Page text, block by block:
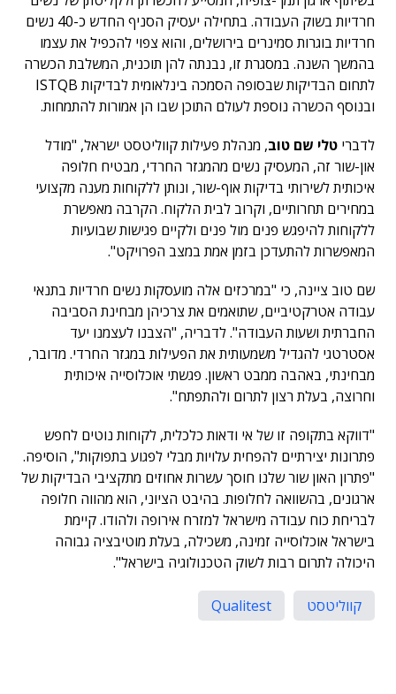
חרדיות בשוק העבודה. בתחילה יעסיק הסניף החדש כ-40 נשים
חרדיות בוגרות סמינרים בירושלים, והוא צפוי להכפיל את עצמו
בהמשך השנה. במסגרת זו, נבנתה להן תוכנית, המשלבת הכשרה
לתחום הבדיקות שבסופה הסמכה בינלאומית לבדיקות ISTQB
ובנוסף הכשרה נוספת לעולם התוכן שבו הן אמורות להתמחות.
לדברי טלי שם טוב, מנהלת פעילות קווליטסט ישראל, "מודל
און-שור זה, המעסיק נשים מהמגזר החרדי, מבטיח חלופה
איכותית לשירותי בדיקות אוף-שור, ונותן ללקוחות מענה מקצועי
במחירים תחרותיים, וקרוב לבית הלקוח. הקרבה מאפשרת
ללקוחות להיפגש פנים מול פנים ולקיים פגישות שבועיות
המאפשרות להתעדכן בזמן אמת במצב הפרויקט".
שם טוב ציינה, כי "במרכזים אלה מועסקות נשים חרדיות בתנאי
עבודה אטרקטיביים, שתואמים את צרכיהן מבחינת הסביבה
החברתית ושעות העבודה". לדבריה, "הצבנו לעצמנו יעד
אסטרטגי להגדיל משמעותית את הפעילות במגזר החרדי. מדובר,
מבחינתי, באהבה ממבט ראשון. פגשתי אוכלוסייה איכותית
וחרוצה, בעלת רצון לתרום ולהתפתח".
"דווקא בתקופה זו של אי ודאות כלכלית, לקוחות נוטים לחפש
פתרונות יצירתיים להפחית עלויות מבלי לפגוע בתפוקות", הוסיפה.
"פתרון האון שור שלנו חוסך עשרות אחוזים מתקציבי הבדיקות של
ארגונים, בהשוואה לחלופות. בהיבט הציוני, הוא מהווה חלופה
לבריחת כוח עבודה מישראל למזרח אירופה ולהודו. קיימת
בישראל אוכלוסייה זמינה, משכילה, בעלת מוטיבציה גבוהה
היכולה לתרום רבות לשוק הטכנולוגיה בישראל".
קווליטסט Qualitest